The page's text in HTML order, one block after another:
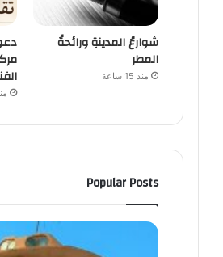
شوارعُ المدينةِ ورائحةُ
المطر
منذ 15 ساعة
منذ
Popular Posts